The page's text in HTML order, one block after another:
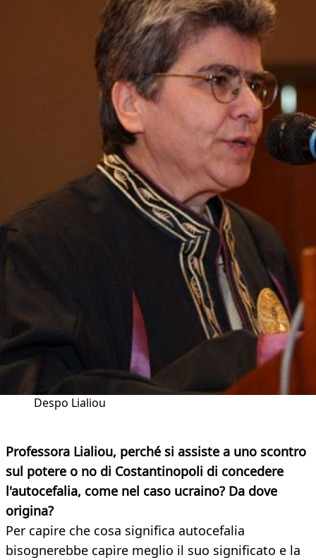
Despo Lialiou
Professora Lialiou, perché si assiste a uno scontro
sul potere o no di Costantinopoli di concedere
l'autocefalia, come nel caso ucraino? Da dove
origina?
Per capire che cosa significa autocefalia
bisognerebbe capire meglio il suo significato e la